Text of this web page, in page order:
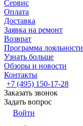
Сервис
Оплата
Доставка
Заявка на ремонт
Возврат
Программа лояльности
Узнать больше
Обзоры и новости
Контакты
+7 (495) 150-17-28
Заказать звонок
Задать вопрос
Войти